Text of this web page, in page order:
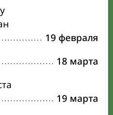
19 февраля
18 марта
19 марта